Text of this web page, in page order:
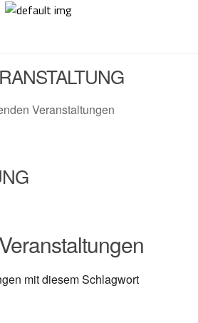
Veranstaltungen
mit diesem Schlagwort